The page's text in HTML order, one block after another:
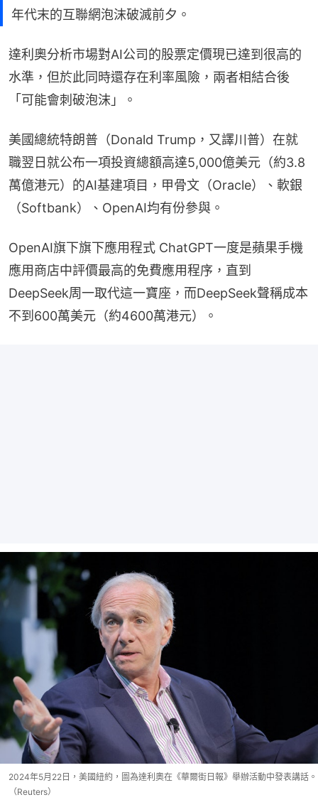
年代末的互聯網泡沫破滅前夕。
達利奧分析市場對AI公司的股票定價現已達到很高的
水準，但於此同時還存在利率風險，兩者相結合後
「可能會刺破泡沫」。
美國總統特朗普（Donald Trump，又譯川普）在就
職翌日就公布一項投資總額高達5,000億美元（約3.8
萬億港元）的AI基建項目，甲骨文（Oracle）、軟銀
（Softbank）、OpenAI均有份參與。
OpenAI旗下旗下應用程式 ChatGPT一度是蘋果手機
應用商店中評價最高的免費應用程序，直到
DeepSeek周一取代這一寶座，而DeepSeek聲稱成本
不到600萬美元（約4600萬港元）。
2024年5月22日，美國紐約，圖為達利奧在《華爾街日報》舉辦活動中發表講話。
（Reuters）